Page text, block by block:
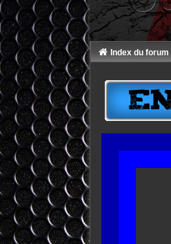
Index du forum